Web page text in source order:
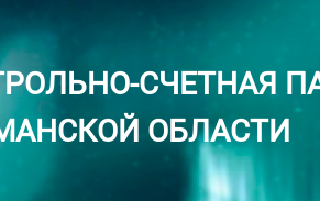
СЧЕТНАЯ
ОБЛАСТИ